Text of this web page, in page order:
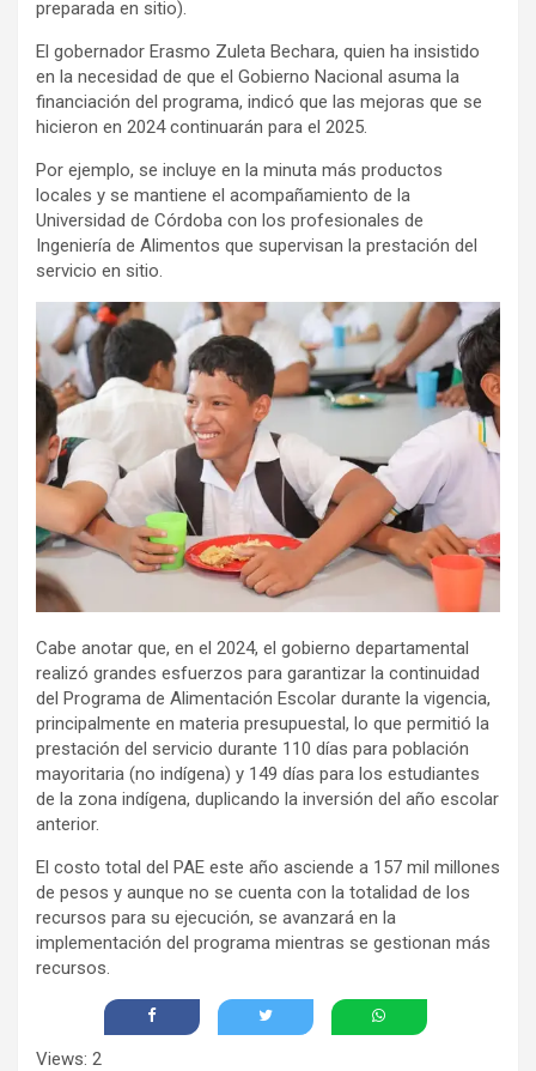
preparada en sitio).
El gobernador Erasmo Zuleta Bechara, quien ha insistido
en la necesidad de que el Gobierno Nacional asuma la
financiación del programa, indicó que las mejoras que se
hicieron en 2024 continuarán para el 2025.
Por ejemplo, se incluye en la minuta más productos
locales y se mantiene el acompañamiento de la
Universidad de Córdoba con los profesionales de
Ingeniería de Alimentos que supervisan la prestación del
servicio en sitio.
Cabe anotar que, en el 2024, el gobierno departamental
realizó grandes esfuerzos para garantizar la continuidad
del Programa de Alimentación Escolar durante la vigencia,
principalmente en materia presupuestal, lo que permitió la
prestación del servicio durante 110 días para población
mayoritaria (no indígena) y 149 días para los estudiantes
de la zona indígena, duplicando la inversión del año escolar
anterior.
El costo total del PAE este año asciende a 157 mil millones
de pesos y aunque no se cuenta con la totalidad de los
recursos para su ejecución, se avanzará en la
implementación del programa mientras se gestionan más
recursos.
Views: 2